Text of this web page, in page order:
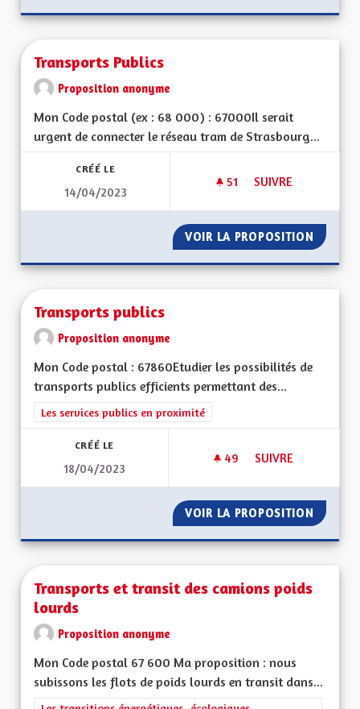
Transports Publics
Proposition anonyme
Mon Code postal (ex : 68 000) : 67000Il serait
urgent de connecter le réseau tram de Strasbourg...
CRÉÉ LE
14/04/2023
51 51 ABONNÉS
SUIVRE
VOIR LA PROPOSITION
Transports publics
Proposition anonyme
Mon Code postal : 67860Etudier les possibilités de
transports publics efficients permettant des...
Filtrer les résultats de la catégorie : Les services publics en
Les services publics en proximité
CRÉÉ LE
18/04/2023
49 49 ABONNÉS
SUIVRE
VOIR LA PROPOSITION
Transports et transit des camions poids
lourds
Proposition anonyme
Mon Code postal 67 600 Ma proposition : nous
subissons les flots de poids lourds en transit dans...